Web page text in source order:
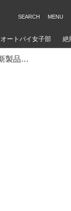
オートバイ女子部 絶
アライヘルメットが新製品「アストロGX ビヨンド」を発売！ 快適性抜群のツーリングフルフェイスに新たなグラフィックモデルが登場